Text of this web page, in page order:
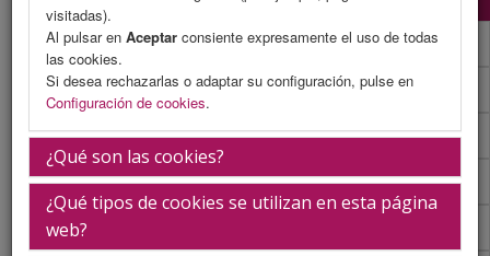
visitadas).
Al pulsar en Aceptar consiente expresamente el uso de todas
las cookies.
Si desea rechazarlas o adaptar su configuración, pulse en
Configuración de cookies.
¿Qué son las cookies?
¿Qué tipos de cookies se utilizan en esta página
web?
Programa Científico (PDF)
Cronograma Programa Científico
Normativa comunicaciones
Envío de comunicaciones
Descargar normativa